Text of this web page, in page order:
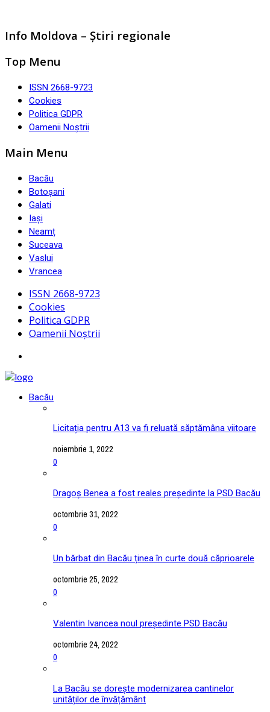
Info Moldova – Știri regionale
Top Menu
ISSN 2668-9723
Cookies
Politica GDPR
Oamenii Noștrii
Main Menu
Bacău
Botoșani
Galati
Iași
Neamț
Suceava
Vaslui
Vrancea
ISSN 2668-9723
Cookies
Politica GDPR
Oamenii Noștrii
Bacău
Licitația pentru A13 va fi reluată săptămâna viitoare
noiembrie 1, 2022
0
Dragoș Benea a fost reales președinte la PSD Bacău
octombrie 31, 2022
0
Un bărbat din Bacău ținea în curte două căprioarele
octombrie 25, 2022
0
Valentin Ivancea noul președinte PSD Bacău
octombrie 24, 2022
0
La Bacău se dorește modernizarea cantinelor
unităților de învățământ